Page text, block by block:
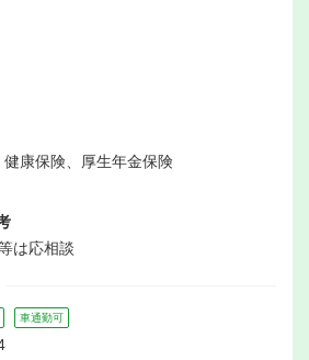
康保険、厚生年金保険
は応相談
車通勤可